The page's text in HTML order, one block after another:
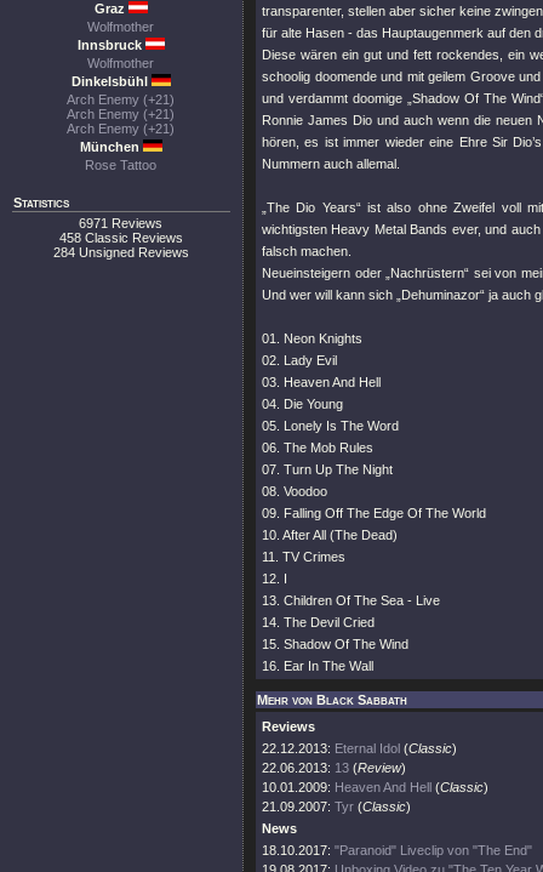
Graz
Wolfmother
Innsbruck
Wolfmother
Dinkelsbühl
Arch Enemy (+21)
Arch Enemy (+21)
Arch Enemy (+21)
München
Rose Tattoo
Statistics
6971 Reviews
458 Classic Reviews
284 Unsigned Reviews
transparenter, stellen aber sicher keine
für alte Hasen - das Hauptaugenmerk auf den
Diese wären ein gut und fett rockendes, ein
schoolig doomende und mit geilem Groove
und verdammt doomige „Shadow Of The
Ronnie James Dio und auch wenn die neuen
hören, es ist immer wieder eine Ehre Sir
Nummern auch allemal.
„The Dio Years“ ist also ohne Zweifel voll
wichtigsten Heavy Metal Bands ever, und
falsch machen.
Neueinsteigern oder „Nachrüstern“ sei von
Und wer will kann sich „Dehuminazor“ ja auch
01. Neon Knights
02. Lady Evil
03. Heaven And Hell
04. Die Young
05. Lonely Is The Word
06. The Mob Rules
07. Turn Up The Night
08. Voodoo
09. Falling Off The Edge Of The World
10. After All (The Dead)
11. TV Crimes
12. I
13. Children Of The Sea - Live
14. The Devil Cried
15. Shadow Of The Wind
16. Ear In The Wall
Mehr von Black Sabbath
Reviews
22.12.2013: Eternal Idol (Classic)
22.06.2013: 13 (Review)
10.01.2009: Heaven And Hell (Classic)
21.09.2007: Tyr (Classic)
News
18.10.2017: "Paranoid" Liveclip von "The End"